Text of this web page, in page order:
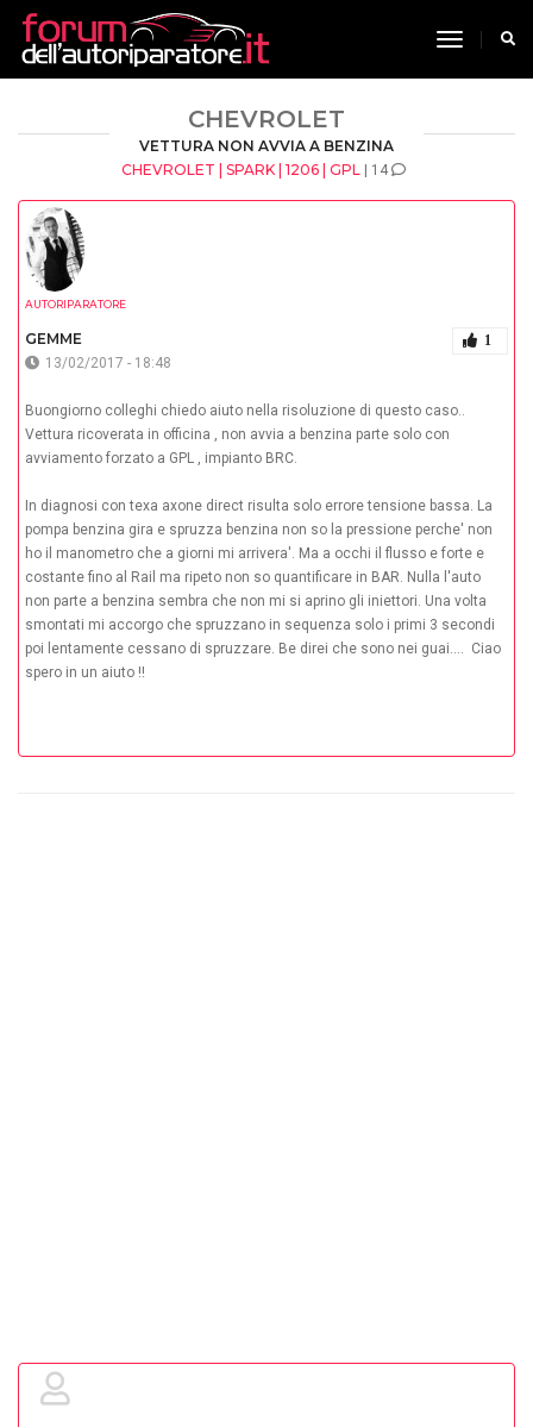
toggle
CHEVROLET
VETTURA NON AVVIA A BENZINA
CHEVROLET | SPARK | 1206 | GPL
| 14
AUTORIPARATORE
GEMME 1
13/02/2017 - 18:48
Buongiorno colleghi chiedo aiuto nella risoluzione di questo caso..
Vettura ricoverata in officina , non avvia a benzina parte solo con
avviamento forzato a GPL , impianto BRC.
In diagnosi con texa axone direct risulta solo errore tensione bassa. La
pompa benzina gira e spruzza benzina non so la pressione perche' non
ho il manometro che a giorni mi arrivera'. Ma a occhi il flusso e forte e
costante fino al Rail ma ripeto non so quantificare in BAR. Nulla l'auto
non parte a benzina sembra che non mi si aprino gli iniettori. Una volta
smontati mi accorgo che spruzzano in sequenza solo i primi 3 secondi
poi lentamente cessano di spruzzare. Be direi che sono nei guai.... Ciao
spero in un aiuto !!